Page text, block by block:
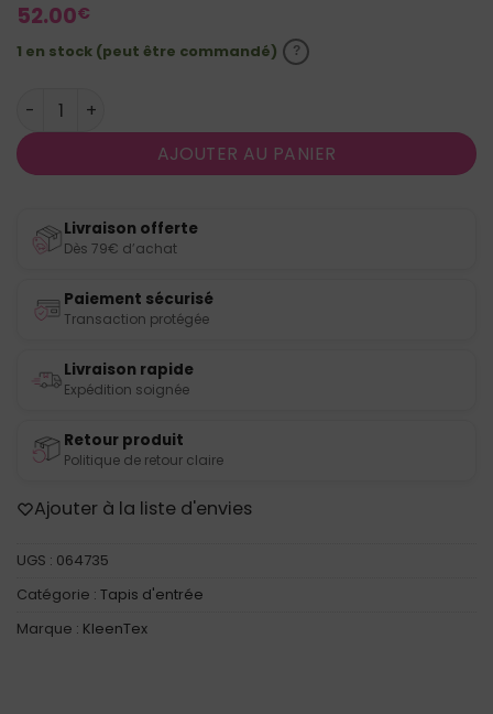
52.00€
1 en stock (peut être commandé)
quantité de Tapis multicolore design Colour Moments
AJOUTER AU PANIER
Livraison offerte
Dès 79€ d’achat
Paiement sécurisé
Transaction protégée
Livraison rapide
Expédition soignée
Retour produit
Politique de retour claire
Ajouter à la liste d'envies
UGS : 064735
Catégorie : Tapis d'entrée
Marque : KleenTex